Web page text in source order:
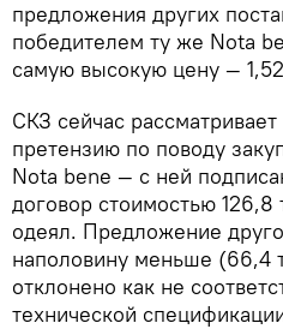
предложения других
победителем ту же Nota
самую высокую цену —
СКЗ сейчас
претензию по поводу
Nota bene — с ней
договор стоимостью 126,8
одеял. Предложение
наполовину меньше (66,4
отклонено как не
технической